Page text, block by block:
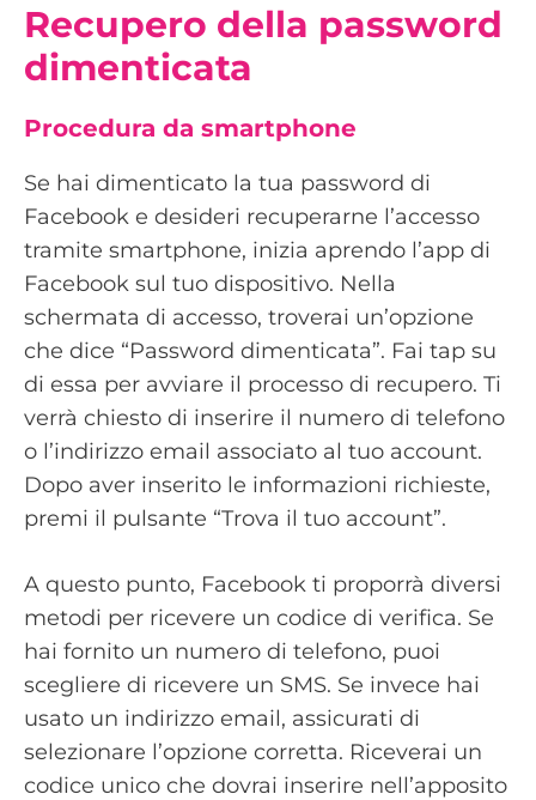
Recupero della password
dimenticata
Procedura da smartphone
Se hai dimenticato la tua password di
Facebook e desideri recuperarne l’accesso
tramite smartphone, inizia aprendo l’app di
Facebook sul tuo dispositivo. Nella
schermata di accesso, troverai un’opzione
che dice “Password dimenticata”. Fai tap su
di essa per avviare il processo di recupero. Ti
verrà chiesto di inserire il numero di telefono
o l’indirizzo email associato al tuo account.
Dopo aver inserito le informazioni richieste,
premi il pulsante “Trova il tuo account”.
A questo punto, Facebook ti proporrà diversi
metodi per ricevere un codice di verifica. Se
hai fornito un numero di telefono, puoi
scegliere di ricevere un SMS. Se invece hai
usato un indirizzo email, assicurati di
selezionare l’opzione corretta. Riceverai un
codice unico che dovrai inserire nell’apposito